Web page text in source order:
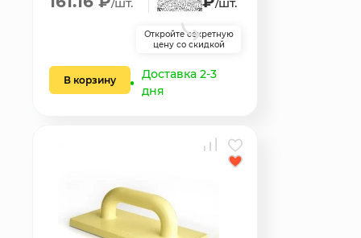
Откройте секретную
цену со скидкой
В корзину
Доставка 2-3
дня